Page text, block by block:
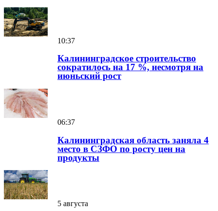
10:37
Калининградское строительство
сократилось на 17 %, несмотря на
июньский рост
06:37
Калининградская область заняла 4
место в СЗФО по росту цен на
продукты
5 августа